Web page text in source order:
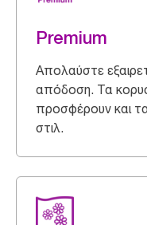
Premium
Απολαύστε
απόδοση. Τα
προσφέρουν και
στιλ.